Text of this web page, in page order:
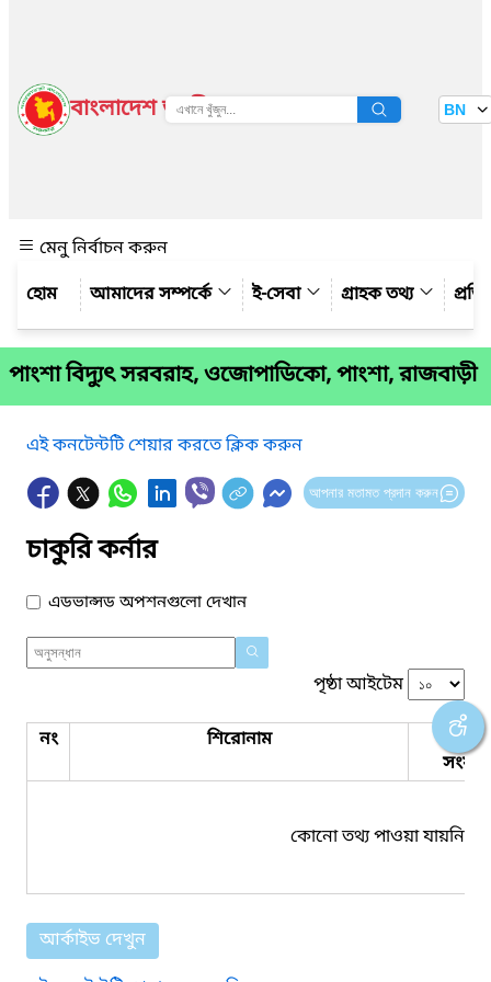
বাংলাদেশ জাতীয় তথ্য বাতায়ন BN
মেনু নির্বাচন করুন
আমাদের সম্পর্কে
ই-সেবা গ্রাহক তথ্য
পাংশা বিদ্যুৎ সরবরাহ, ওজোপাডিকো, পাংশা, রাজবাড়ী
এই কনটেন্টটি শেয়ার করতে ক্লিক করুন
আপনার মতামত প্রদান করুন
চাকুরি কর্নার
এডভান্সড অপশনগুলো দেখান
পৃষ্ঠা আইটেম
নং শিরোনাম
কোনো তথ্য পাওয়া যায়নি।
আর্কাইভ দেখুন